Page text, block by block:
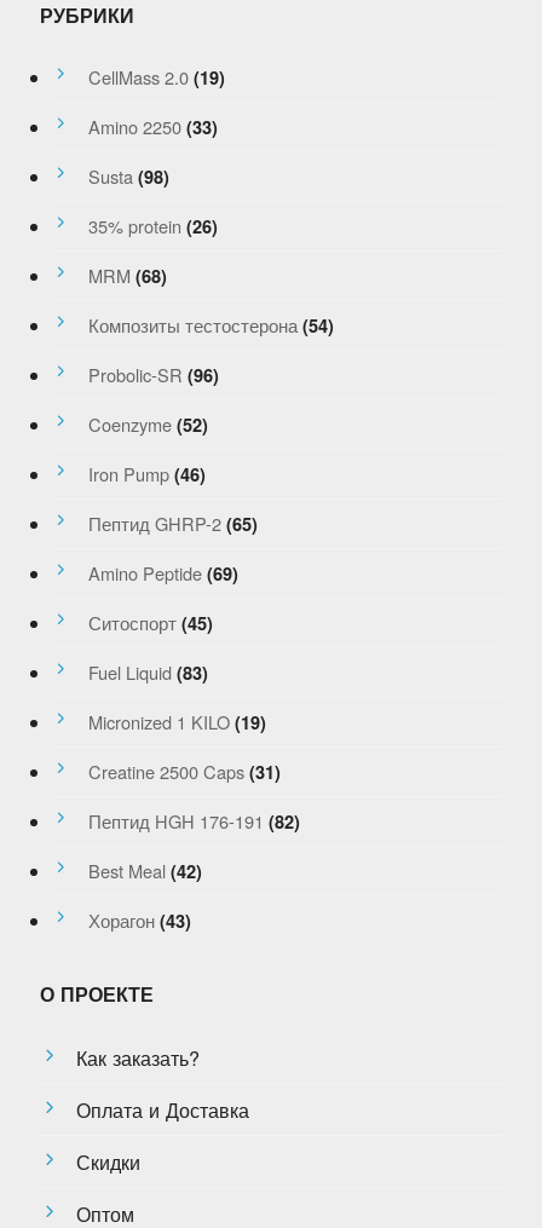
РУБРИКИ
CellMass 2.0 (19)
Amino 2250 (33)
Susta (98)
35% protein (26)
MRM (68)
Композиты тестостерона (54)
Probolic-SR (96)
Coenzyme (52)
Iron Pump (46)
Пептид GHRP-2 (65)
Amino Peptide (69)
Ситоспорт (45)
Fuel Liquid (83)
Micronized 1 KILO (19)
Creatine 2500 Caps (31)
Пептид HGH 176-191 (82)
Best Meal (42)
Хорагон (43)
О ПРОЕКТЕ
Как заказать?
Оплата и Доставка
Скидки
Оптом